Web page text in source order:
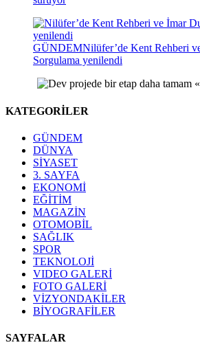
GÜNDEMNilüfer’de Kent Rehberi
Sorgulama yenilendi
KATEGORİLER
GÜNDEM
DÜNYA
SİYASET
3. SAYFA
EKONOMİ
EĞİTİM
MAGAZİN
OTOMOBİL
SAĞLIK
SPOR
TEKNOLOJİ
VIDEO GALERİ
FOTO GALERİ
VİZYONDAKİLER
BİYOGRAFİLER
SAYFALAR